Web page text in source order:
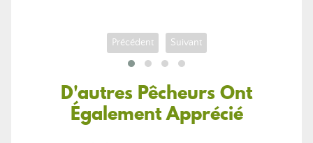
Précédent Suivant
D'autres Pêcheurs Ont
Également Apprécié